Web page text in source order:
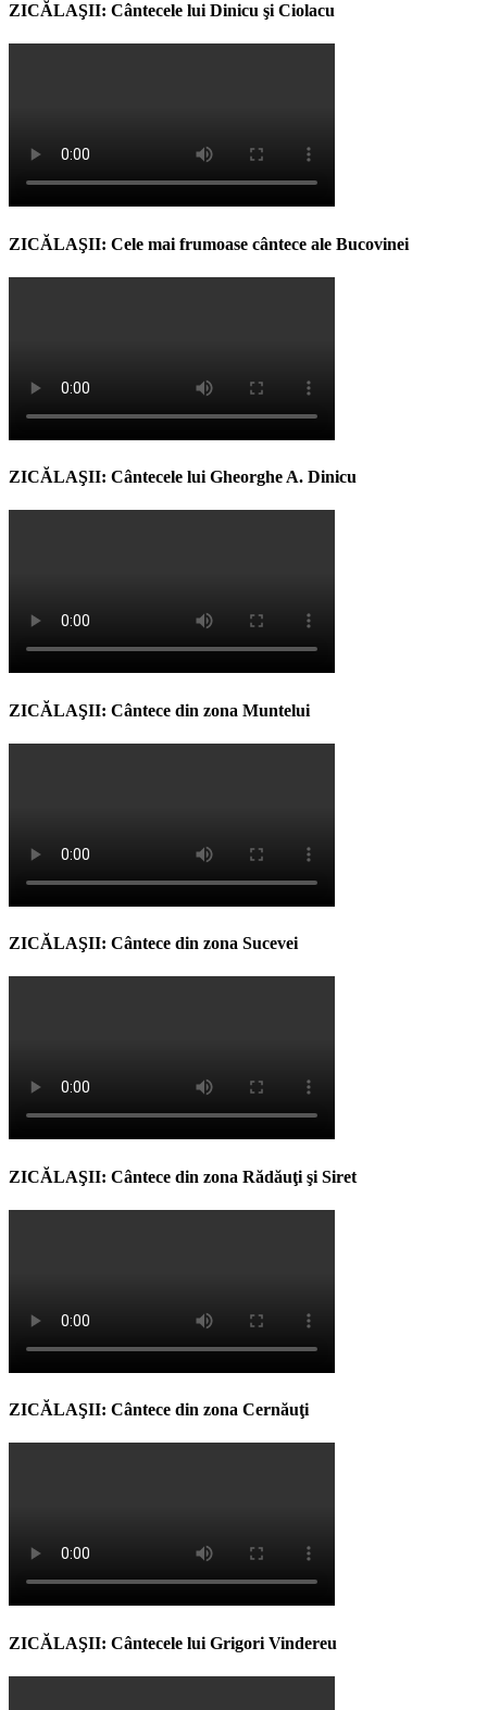
ZICĂLAŞII: Cântecele lui Dinicu şi Ciolacu
ZICĂLAŞII: Cele mai frumoase cântece ale Bucovinei
ZICĂLAŞII: Cântecele lui Gheorghe A. Dinicu
ZICĂLAŞII: Cântece din zona Muntelui
ZICĂLAŞII: Cântece din zona Sucevei
ZICĂLAŞII: Cântece din zona Rădăuţi şi Siret
ZICĂLAŞII: Cântece din zona Cernăuţi
ZICĂLAŞII: Cântecele lui Grigori Vindereu